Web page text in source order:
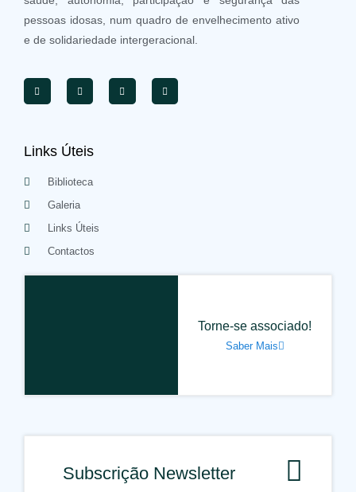
pessoas idosas, num quadro de envelhecimento ativo
e de solidariedade intergeracional.
Links Úteis
Biblioteca
Galeria
Links Úteis
Contactos
Torne-se associado!
Saber Mais
Subscrição Newsletter